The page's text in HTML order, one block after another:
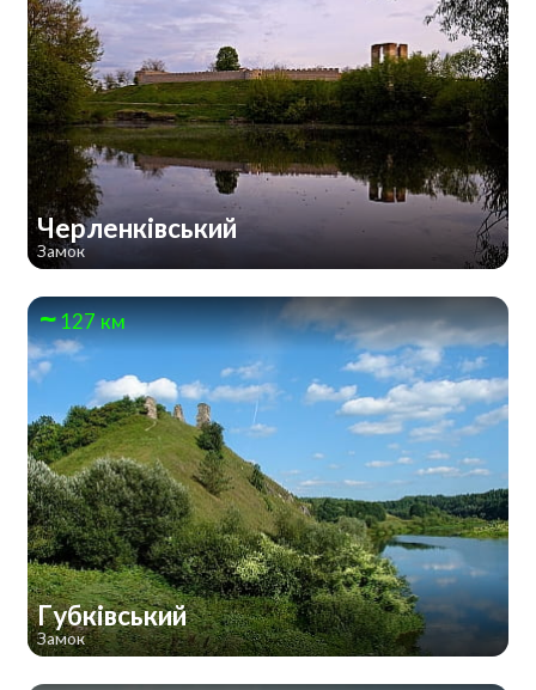
Черленківський
Замок
127 км
Губківський
Замок